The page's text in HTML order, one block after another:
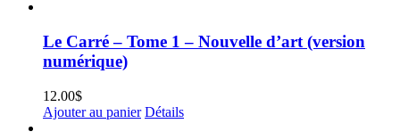
Le Carré – Tome 1 – Nouvelle d’art (version
numérique)
12.00$
Ajouter au panier Détails